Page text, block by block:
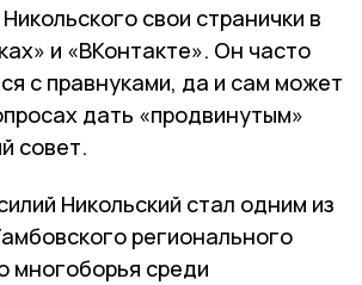
свои странички в
и «ВКонтакте». Он часто
с правнуками, да и сам может
дать «продвинутым»
совет.
Никольский стал одним из
регионального
многоборья среди